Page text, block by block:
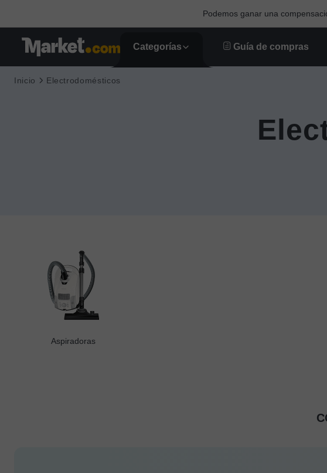
Podemos ganar una
Categorías Guía de compras
Inicio Electrodomésticos
Aspiradoras